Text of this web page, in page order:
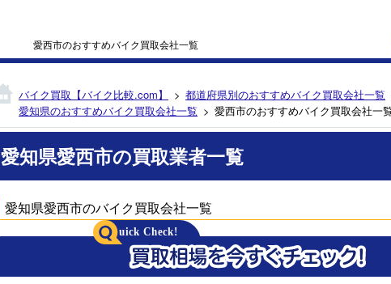
愛西市のおすすめバイク買取会社一覧
バイク買取【バイク比較.com】
都道府県別のおすすめバイク買取会社一覧
愛知県のおすすめバイク買取会社一覧
愛西市のおすすめバイク買取会社一
愛知県愛西市の買取業者一覧
愛知県愛西市のバイク買取会社一覧